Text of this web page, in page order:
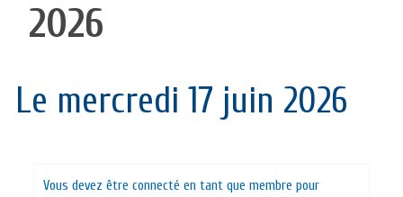
2026
Le mercredi 17 juin 2026
Vous devez être connecté en tant que membre pour